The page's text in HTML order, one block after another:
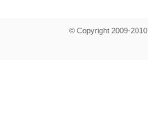
© Copyright 2009-2010